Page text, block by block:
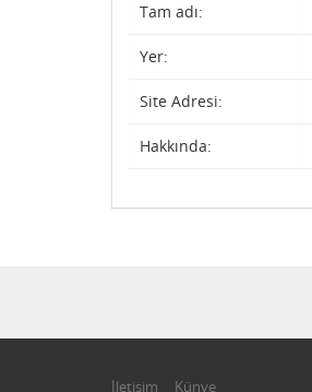
Tam adı:
Yer:
Site Adresi:
Hakkında:
İletişim Künye